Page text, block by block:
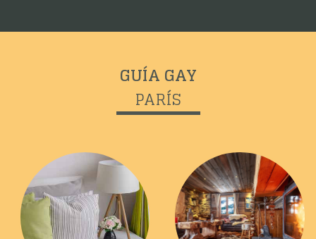
GUÍA GAY
PARÍS